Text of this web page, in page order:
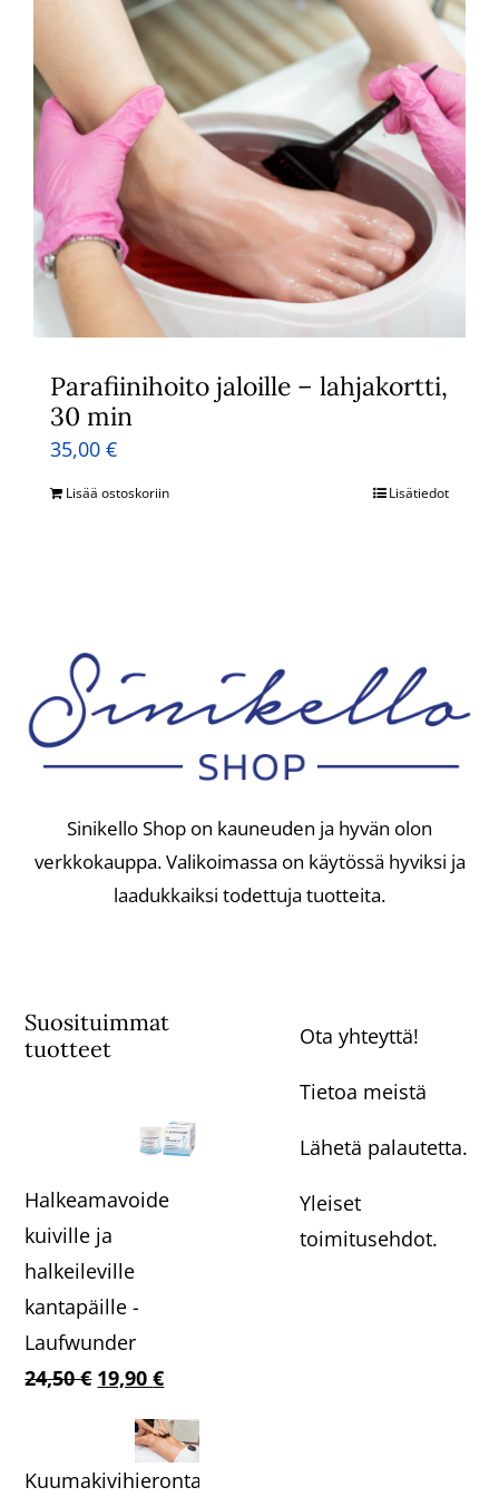
Parafiinihoito jaloille – lahjakortti,
30 min
35,00 €
Lisää ostoskoriin Lisätiedot
Sinikello Shop on kauneuden ja hyvän olon
verkkokauppa. Valikoimassa on käytössä hyviksi ja
laadukkaiksi todettuja tuotteita.
Suosituimmat
tuotteet
Halkeamavoide
kuiville ja
halkeileville
kantapäille -
Laufwunder
24,50€ Alkuperäinen
hinta
24,50 €.
19,90€Nykyinen
hinta
on:
19,90 €.
Kuumakivihieronta
Ota yhteyttä!
Tietoa meistä
Lähetä palautetta.
Yleiset
toimitusehdot.